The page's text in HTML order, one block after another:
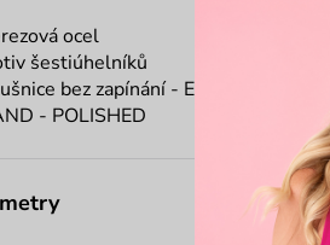
ocel
šestiúhelníků
bez zapínání - Ear cuff
- POLISHED